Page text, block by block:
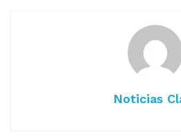
Noticias